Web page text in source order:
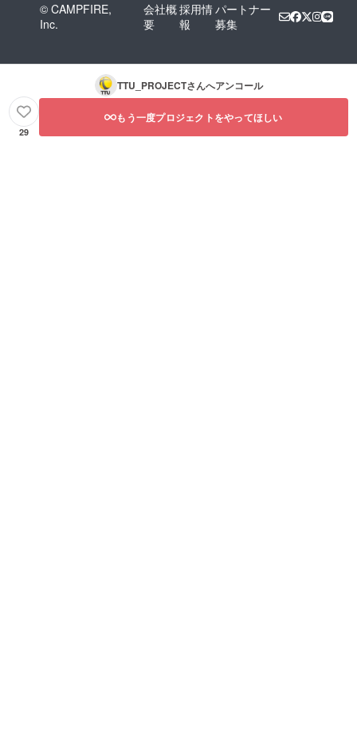
© CAMPFIRE,
Inc.
会社概
要
採用情
報
パートナー
募集
TTU_PROJECTさんへアンコール
29
もう一度プロジェクトをやってほしい